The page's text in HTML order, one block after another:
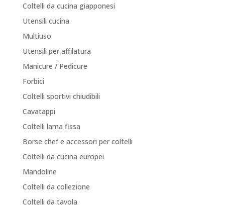
Coltelli da cucina giapponesi
Utensili cucina
Multiuso
Utensili per affilatura
Manicure / Pedicure
Forbici
Coltelli sportivi chiudibili
Cavatappi
Coltelli lama fissa
Borse chef e accessori per coltelli
Coltelli da cucina europei
Mandoline
Coltelli da collezione
Coltelli da tavola